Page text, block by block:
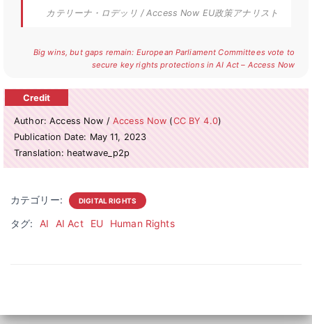
カテリーナ・ロデッリ / Access Now EU政策アナリスト
Big wins, but gaps remain: European Parliament Committees vote to
secure key rights protections in AI Act – Access Now
Author: Access Now / Access Now (CC BY 4.0)
Publication Date: May 11, 2023
Translation: heatwave_p2p
カテゴリー: DIGITAL RIGHTS
タグ: AI AI Act EU Human Rights